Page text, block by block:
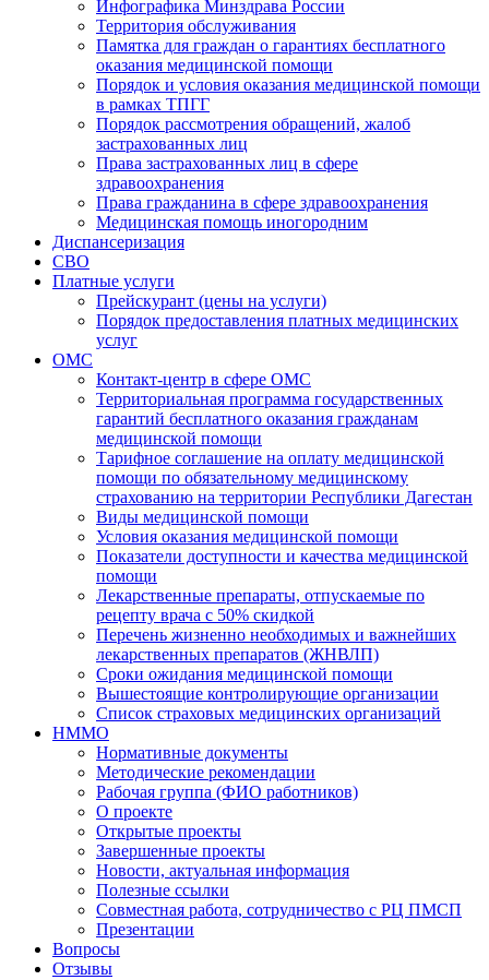
Инфографика Минздрава России
Территория обслуживания
Памятка для граждан о гарантиях бесплатного
оказания медицинской помощи
Порядок и условия оказания медицинской помощи
в рамках ТПГГ
Порядок рассмотрения обращений, жалоб
застрахованных лиц
Права застрахованных лиц в сфере
здравоохранения
Права гражданина в сфере здравоохранения
Медицинская помощь иногородним
Диспансеризация
СВО
Платные услуги
Прейскурант (цены на услуги)
Порядок предоставления платных медицинских
услуг
ОМС
Контакт-центр в сфере ОМС
Территориальная программа государственных
гарантий бесплатного оказания гражданам
медицинской помощи
Тарифное соглашение на оплату медицинской
помощи по обязательному медицинскому
страхованию на территории Республики Дагестан
Виды медицинской помощи
Условия оказания медицинской помощи
Показатели доступности и качества медицинской
помощи
Лекарственные препараты, отпускаемые по
рецепту врача с 50% скидкой
Перечень жизненно необходимых и важнейших
лекарственных препаратов (ЖНВЛП)
Сроки ожидания медицинской помощи
Вышестоящие контролирующие организации
Список страховых медицинских организаций
НММО
Нормативные документы
Методические рекомендации
Рабочая группа (ФИО работников)
О проекте
Открытые проекты
Завершенные проекты
Новости, актуальная информация
Полезные ссылки
Совместная работа, сотрудничество с РЦ ПМСП
Презентации
Вопросы
Отзывы